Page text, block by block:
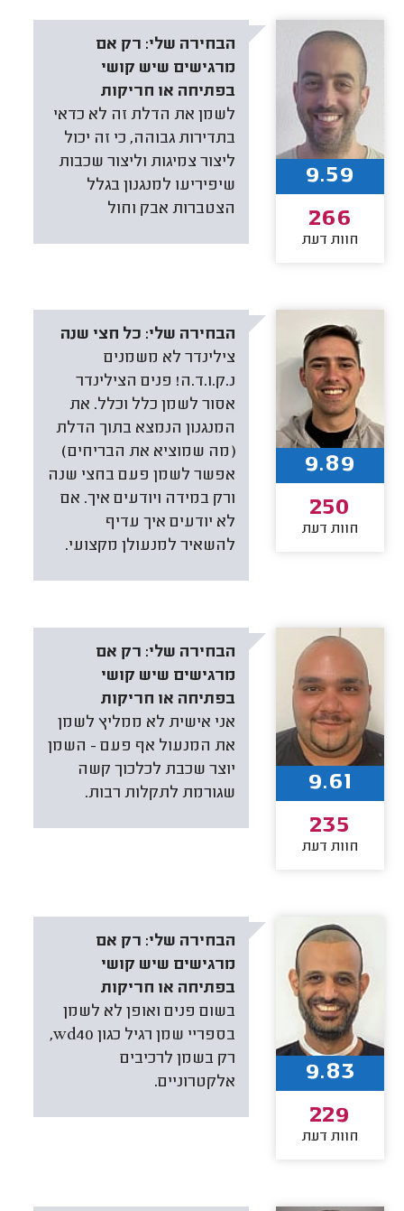
הבחירה שלי: רק אם
מרגישים שיש קושי
בפתיחה או חריקות
לשמן את הדלת זה לא כדאי
בתדירות גבוהה, כי זה יכול
ליצור צמיגות וליצור שכבות
שיפיריעו למנגנון בגלל
הצטברות אבק וחול
9.59
266
חוות דעת
הבחירה שלי: כל חצי שנה
צילינדר לא משמנים
נ.ק.ו.ד.ה! פנים הצילינדר
אסור לשמן כלל וכלל. את
המנגנון הנמצא בתוך הדלת
(מה שמוציא את הבריחים)
אפשר לשמן פעם בחצי שנה
ורק במידה ויודעים איך. אם
לא יודעים איך עדיף
להשאיר למנעולן מקצועי.
9.89
250
חוות דעת
הבחירה שלי: רק אם
מרגישים שיש קושי
בפתיחה או חריקות
אני אישית לא ממליץ לשמן
את המנעול אף פעם - השמן
יוצר שכבת לכלכוך קשה
שגורמת לתקלות רבות.
9.61
235
חוות דעת
הבחירה שלי: רק אם
מרגישים שיש קושי
בפתיחה או חריקות
בשום פנים ואופן לא לשמן
בספריי שמן רגיל כגון wd40,
רק בשמן לרכיבים
אלקטרוניים.
9.83
229
חוות דעת